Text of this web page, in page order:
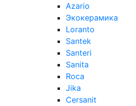
Azario
Экокерамика
Loranto
Santek
Santeri
Sanita
Roca
Jika
Cersanit